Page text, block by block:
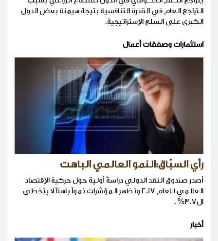
التراجع العام في القدرة التنافسية بتيجة هيمنة بعض الدول
الكبرى على السلع الإستراتيجية.
استثمارات وصفقات أعمال
رأي السبّاق:النمو العالمي الباهت
أصدر صندوق النقد الدولي دراسةً أولية حول حركية الإقتصاد
العالمي للعام 2017 وتظهر المؤشرات نمواً باهتاً لا يتخطى
ال3.7% .
أخبار